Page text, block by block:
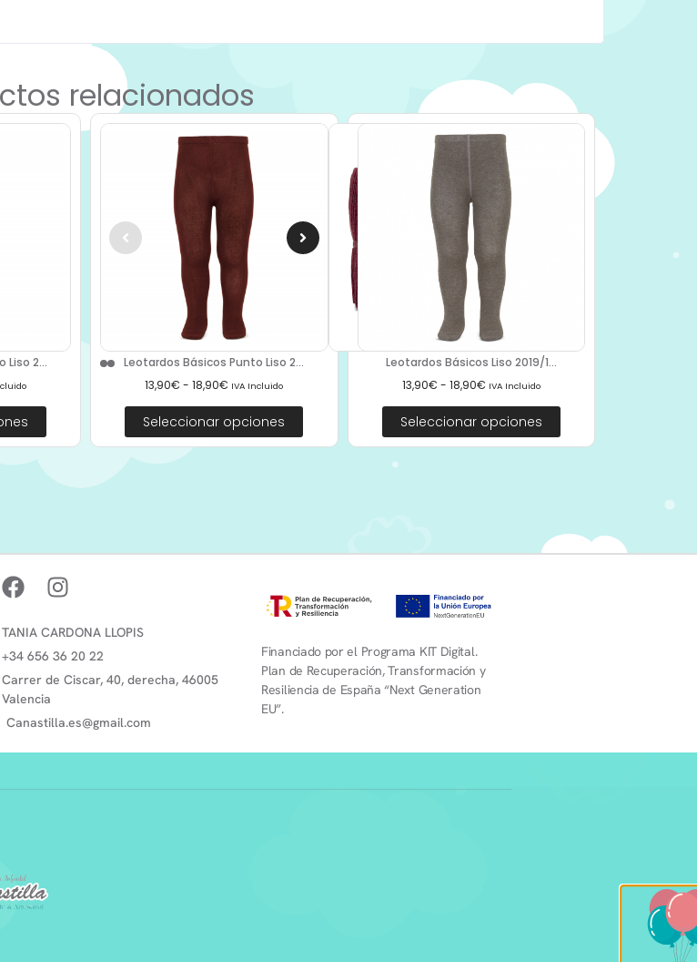
relacionados
Liso 2...
Leotardos Básicos Punto Liso 2...
13,90€ - 18,90€ IVA Incluido
Seleccionar opciones
Leotardos Básicos Liso 2019/1...
13,90€ - 18,90€ IVA Incluido
Seleccionar opciones
TANIA CARDONA LLOPIS
+34 656 36 20 22
Carrer de Ciscar, 40, derecha, 46005
Valencia
Canastilla.es@gmail.com
Financiado por el Programa KIT Digital.
Plan de Recuperación, Transformación y
Resiliencia de España “Next Generation
EU”.